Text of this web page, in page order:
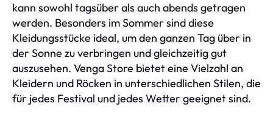
kann sowohl tagsüber als auch abends getragen
werden. Besonders im Sommer sind diese
Kleidungsstücke ideal, um den ganzen Tag über in
der Sonne zu verbringen und gleichzeitig gut
auszusehen. Venga Store bietet eine Vielzahl an
Kleidern und Röcken in unterschiedlichen Stilen, die
für jedes Festival und jedes Wetter geeignet sind.